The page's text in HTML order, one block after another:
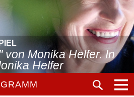
von Monika Helfer. In
Helfer